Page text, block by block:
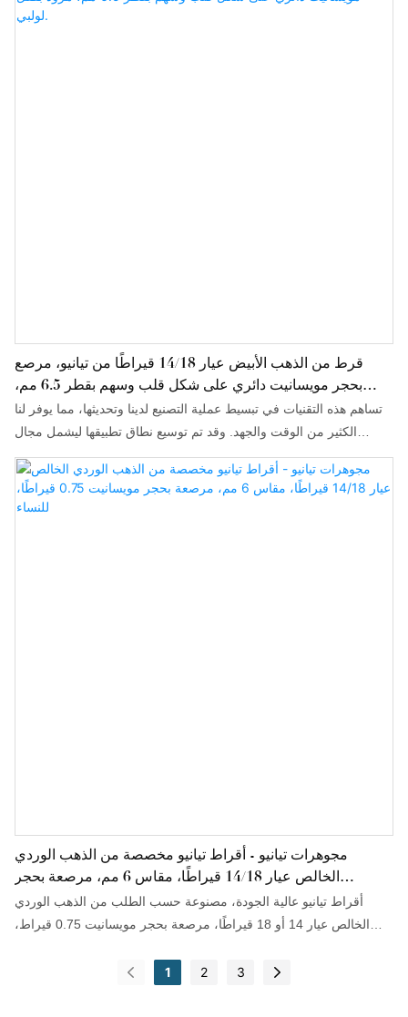
المناسبات، سواءً كانت تنقلات يومية، أو نزهات غير رسمية، أو حفلات
قرط من الذهب الأبيض عيار 14/18 قيراطًا من تيانيو، مرصع
بحجر مويسانيت دائري على شكل قلب وسهم بقطر 6.5 مم،
مزود بقفل لولبي.
تساهم هذه التقنيات في تبسيط عملية التصنيع لدينا وتحديثها، مما يوفر لنا
الكثير من الوقت والجهد. وقد تم توسيع نطاق تطبيقها ليشمل مجال
الأقراط.
مجوهرات تيانيو - أقراط تيانيو مخصصة من الذهب الوردي
الخالص عيار 14/18 قيراطًا، مقاس 6 مم، مرصعة بحجر
مويسانيت 0.75 قيراطًا، للنساء
أقراط تيانيو عالية الجودة، مصنوعة حسب الطلب من الذهب الوردي
الخالص عيار 14 أو 18 قيراطًا، مرصعة بحجر مويسانيت 0.75 قيراط،
وقد نجح فنيونا في تحسين هذه التقنيات وتطبيقها في عملية التصنيع، مما
1 2 3